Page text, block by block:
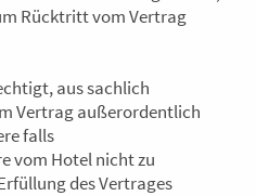
Rücktritt vom Vertrag
aus sachlich
Vertrag außerordentlich
falls
vom Hotel nicht zu
des Vertrages